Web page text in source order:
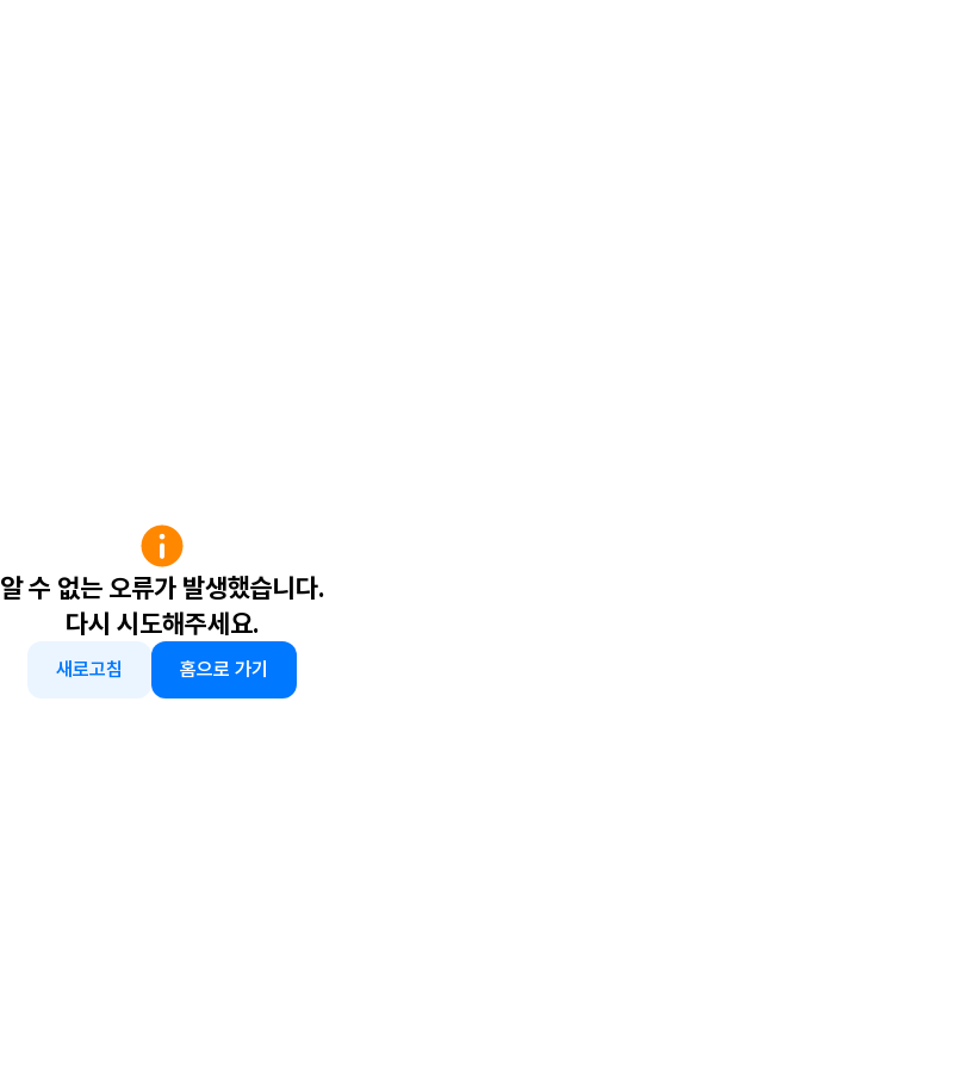
알 수 없는 오류가 발생했습니다.
다시 시도해주세요.
새로고침 홈으로 가기